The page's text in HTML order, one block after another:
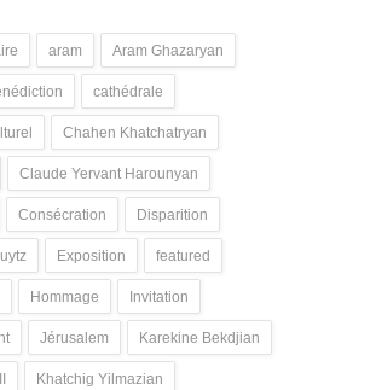
aram Aram Ghazaryan
cathédrale
Chahen Khatchatryan
Claude Yervant Harounyan
Consécration Disparition
Exposition featured
Hommage Invitation
Jérusalem Karekine Bekdjian
Khatchig Yilmazian